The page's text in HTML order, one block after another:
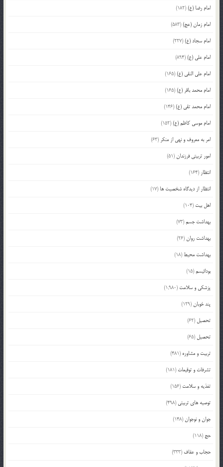
امام رضا (ع)(182)
امام زمان (عج)(583)
امام سجاد (ع)(227)
امام علی (ع)(894)
امام علی النقی (ع)(165)
امام محمد باقر (ع)(165)
امام محمد تقی (ع)(146)
امام موسی کاظم (ع)(152)
امر به معروف و نهی از منکر (63)
امور تربیتی فرزندان (51)
انتظار (164)
انتظار از دیدگاه شخصیت ها (17)
اهل بیت (104)
بهداشت جسم(73)
بهداشت روان (26)
بهداشت محیط (18)
بودائیسم(15)
پزشکی و سلامت (1,980)
پند خوبان (129)
تحصیل (62)
تحصیل (65)
تربیت و مشاوره (481)
تشرفات و توقیعات (181)
تغذیه و سلامت (156)
توصیه های تربیتی (498)
جوان و نوجوان (148)
حج (118)
حجاب و عفاف (333)